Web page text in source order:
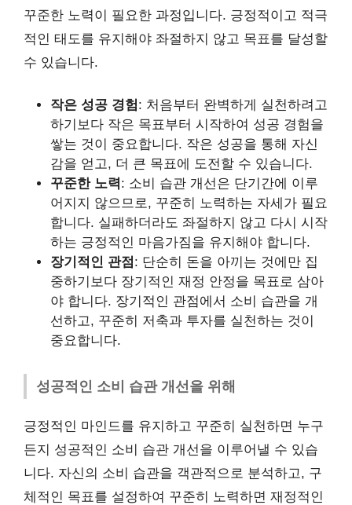
꾸준한 노력이 필요한 과정입니다. 긍정적이고 적극
적인 태도를 유지해야 좌절하지 않고 목표를 달성할
수 있습니다.
작은 성공 경험: 처음부터 완벽하게 실천하려고
하기보다 작은 목표부터 시작하여 성공 경험을
쌓는 것이 중요합니다. 작은 성공을 통해 자신
감을 얻고, 더 큰 목표에 도전할 수 있습니다.
꾸준한 노력: 소비 습관 개선은 단기간에 이루
어지지 않으므로, 꾸준히 노력하는 자세가 필요
합니다. 실패하더라도 좌절하지 않고 다시 시작
하는 긍정적인 마음가짐을 유지해야 합니다.
장기적인 관점 : 단순히 돈을 아끼는 것에만 집
중하기보다 장기적인 재정 안정을 목표로 삼아
야 합니다. 장기적인 관점에서 소비 습관을 개
선하고, 꾸준히 저축과 투자를 실천하는 것이
중요합니다.
성공적인 소비 습관 개선을 위해
긍정적인 마인드를 유지하고 꾸준히 실천하면 누구
든지 성공적인 소비 습관 개선을 이루어낼 수 있습
니다. 자신의 소비 습관을 객관적으로 분석하고, 구
체적인 목표를 설정하여 꾸준히 노력하면 재정적인